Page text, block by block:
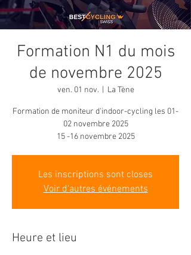
Formation N1 du mois
de novembre 2025
ven. 01 nov.
  |
La Tène
Formation de moniteur d'indoor-cycling les 01-
02 novembre 2025
15 -16 novembre 2025
Les inscriptions sont closes
Voir d'autres événements
Heure et lieu